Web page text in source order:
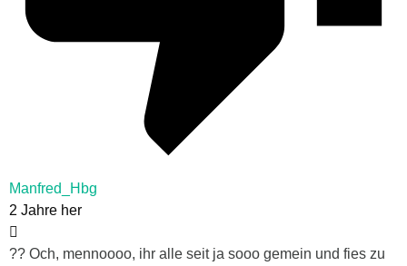
Manfred_Hbg
2 Jahre her
?? Och, mennoooo, ihr alle seit ja sooo gemein und fies zu